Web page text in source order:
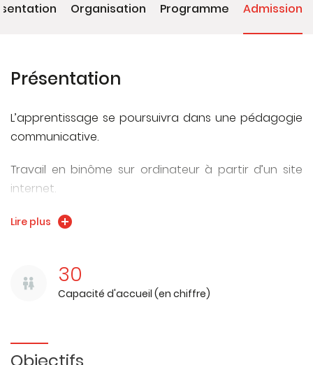
Organisation Programme Admission
Présentation
L’apprentissage se poursuivra dans une pédagogie
communicative.
Travail en binôme sur ordinateur à partir d’un site
internet.
Ce cours visera à favoriser une communication
Acquisition de réflexes de communication et
d’expression orale.
Lire plus
30
Capacité d'accueil (en chiffre)